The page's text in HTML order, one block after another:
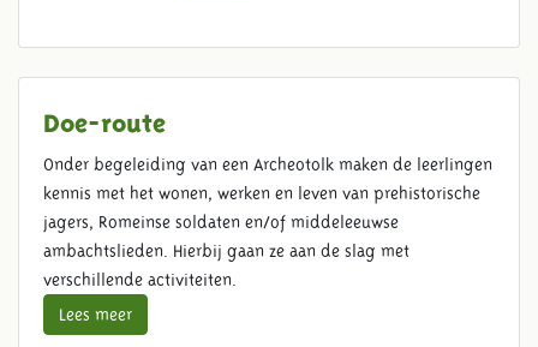
Doe-route
Onder begeleiding van een Archeotolk maken de leerlingen
kennis met het wonen, werken en leven van prehistorische
jagers, Romeinse soldaten en/of middeleeuwse
ambachtslieden. Hierbij gaan ze aan de slag met
verschillende activiteiten.
Lees meer